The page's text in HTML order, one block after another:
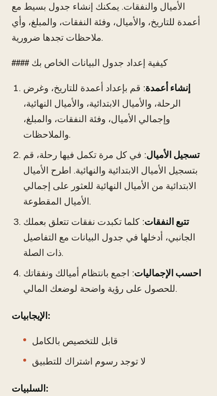
الأميال والنفقات. يمكنك إنشاء جدول بسيط مع
أعمدة للتاريخ، والأميال، وفئة النفقات، والمبلغ، وأي
ملاحظات تجدها ضرورية.
#### كيفية إعداد جدول البيانات الخاص بك
إنشاء أعمدة: قم بإعداد أعمدة للتاريخ، وغرض
الرحلة، والأميال الابتدائية، والأميال النهائية،
وإجمالي الأميال، وفئة النفقات، والمبلغ،
والملاحظات.
تسجيل الأميال: في كل مرة تكمل فيها رحلة، قم
بتسجيل الأميال الابتدائية والنهائية. اطرح الأميال
الابتدائية من الأميال النهائية للعثور على إجمالي
الأميال المقطوعة.
تتبع النفقات: كلما تكبدت نفقات تتعلق بعملك
الجانبي، أدخلها في جدول البيانات مع التفاصيل
ذات الصلة.
احسب الإجماليات: اجمع بانتظام أميالك ونفقاتك
للحصول على رؤية واضحة لوضعك المالي.
الإيجابيات:
قابل للتخصيص بالكامل
لا توجد رسوم اشتراك للتطبيق
السلبيات: